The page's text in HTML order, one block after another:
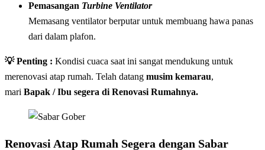
Pemasangan Turbine Ventilator
Memasang ventilator berputar untuk membuang hawa panas
dari dalam plafon.
💡 Penting : Kondisi cuaca saat ini sangat mendukung untuk
merenovasi atap rumah. Telah datang musim kemarau,
mari Bapak / Ibu segera di Renovasi Rumahnya.
Renovasi Atap Rumah Segera dengan Sabar